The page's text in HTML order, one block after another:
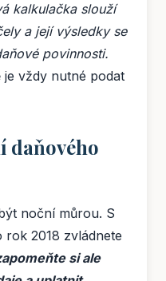
kalkulačka slouží
a její výsledky se
povinnosti.
vždy nutné podat
daňového
noční můrou. S
2018 zvládnete
si ale